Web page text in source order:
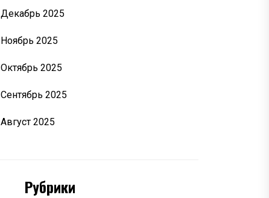
Декабрь 2025
Ноябрь 2025
Октябрь 2025
Сентябрь 2025
Август 2025
Рубрики